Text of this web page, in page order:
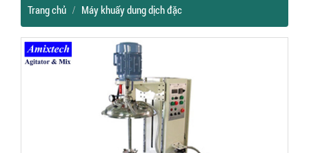
Trang chủ Máy khuấy dung dịch đặc